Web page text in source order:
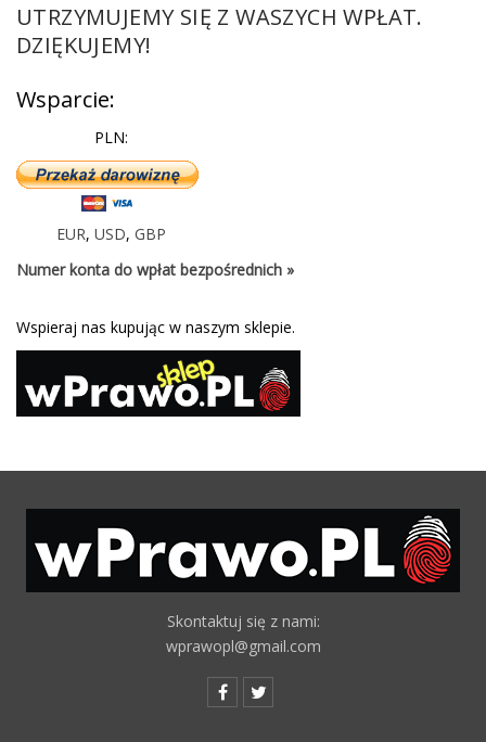
UTRZYMUJEMY SIĘ Z WASZYCH WPŁAT.
DZIĘKUJEMY!
Wsparcie:
PLN:
EUR, USD, GBP
Numer konta do wpłat bezpośrednich »
Wspieraj nas kupując w naszym sklepie.
Skontaktuj się z nami:
wprawopl@gmail.com